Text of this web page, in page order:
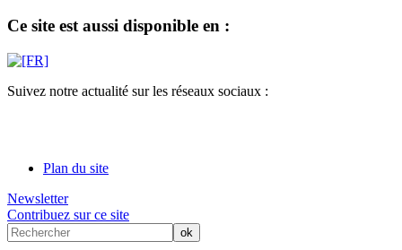
Ce site est aussi disponible en :
Suivez notre actualité sur les réseaux sociaux :
Plan du site
Newsletter
Contribuez sur ce site